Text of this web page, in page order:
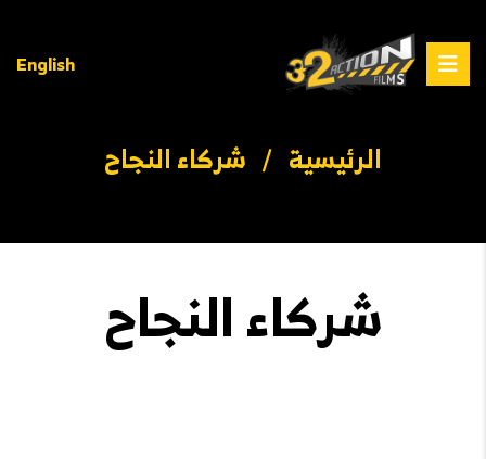
English
الرئيسية / شركاء النجاح
شركاء النجاح